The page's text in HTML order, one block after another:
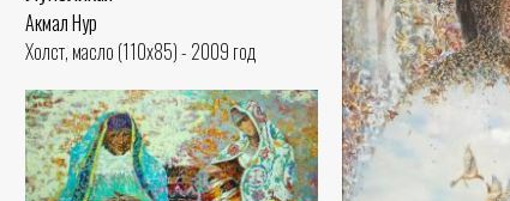
Акмал Нур
Холст, масло (110x85) - 2009 год